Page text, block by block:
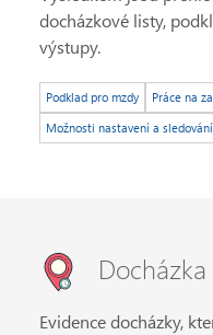
docházkové listy,
výstupy.
Podklad pro mzdy Práce na
Možnosti nastavení a sledování
Docházka
Evidence docházky,